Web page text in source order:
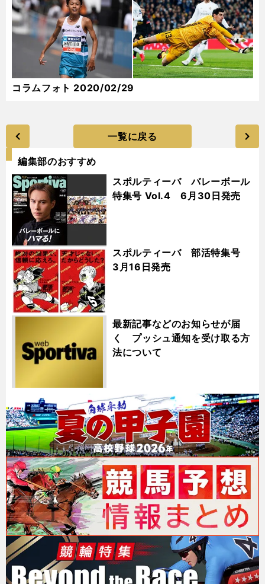
コラムフォト 2020/02/29
一覧に戻る
編集部のおすすめ
スポルティーバ バレーボール
特集号 Vol.4 6月30日発売
スポルティーバ 部活特集号
3月16日発売
最新記事などのお知らせが届
く プッシュ通知を受け取る方
法について